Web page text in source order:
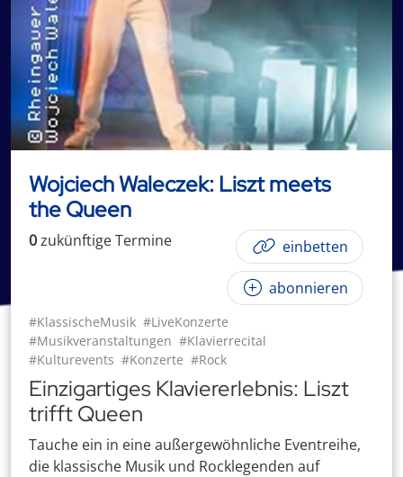
Wojciech Waleczek: Liszt meets
the Queen
0zukünftigeTermine einbetten
abonnieren
#KlassischeMusik #LiveKonzerte
#Musikveranstaltungen #Klavierrecital
#Kulturevents #Konzerte #Rock
Einzigartiges Klaviererlebnis: Liszt
trifft Queen
Tauche ein in eine außergewöhnliche Eventreihe,
die klassische Musik und Rocklegenden auf